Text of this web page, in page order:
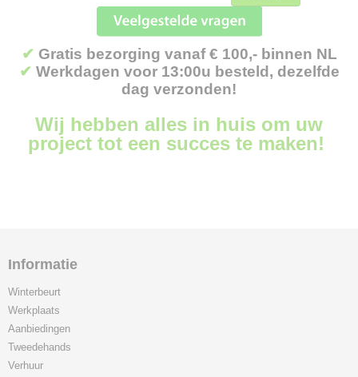
✔ Gratis bezorging vanaf € 100,- binnen NL
✔ Werkdagen voor 13:00u besteld, dezelfde
dag verzonden!
Wij hebben alles in huis om uw
project tot een succes te maken!
Informatie
Winterbeurt
Werkplaats
Aanbiedingen
Tweedehands
Verhuur